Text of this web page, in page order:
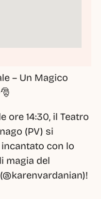
– Un Magico
ore 14:30, il Teatro
(PV) si
con lo
magia del